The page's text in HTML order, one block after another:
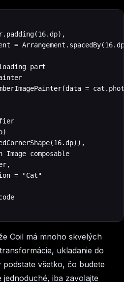
=
part
=
Image composable
= "Cat"
Coil má mnoho skvelých
ukladanie do
všetko, čo budete
iba zavolajte